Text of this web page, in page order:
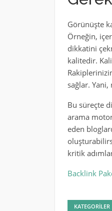
Görünüşte
Örneğin,
dikkatini
kalitedir.
sağlar.
Bu süreçte
arama
eden
kritik
Backlink
KATEGORILER